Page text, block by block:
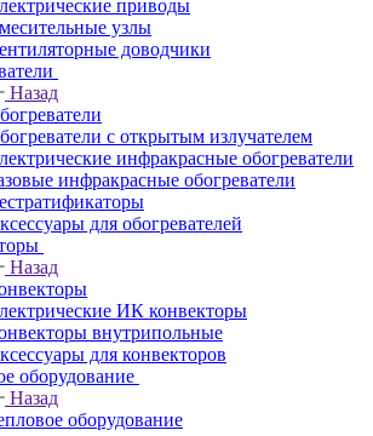
приводы
узлы
доводчики
Назад
с открытым излучателем
инфракрасные обогреватели
инфракрасные обогреватели
для обогревателей
Назад
ИК конвекторы
внутрипольные
для конвекторов
оборудование
Назад
оборудование